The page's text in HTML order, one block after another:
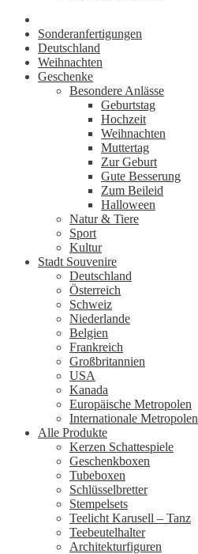
Sonderanfertigungen
Deutschland
Weihnachten
Geschenke
Besondere Anlässe
Geburtstag
Hochzeit
Weihnachten
Muttertag
Zur Geburt
Gute Besserung
Zum Beileid
Halloween
Natur & Tiere
Sport
Kultur
Stadt Souvenire
Deutschland
Österreich
Schweiz
Niederlande
Belgien
Frankreich
Großbritannien
USA
Kanada
Europäische Metropolen
Internationale Metropolen
Alle Produkte
Kerzen Schattespiele
Geschenkboxen
Tubeboxen
Schlüsselbretter
Stempelsets
Teelicht Karusell – Tanz
Teebeutelhalter
Architekturfiguren